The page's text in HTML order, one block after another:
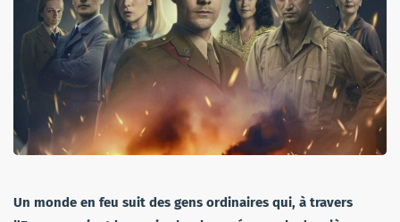
Un monde en feu suit des gens ordinaires qui, à travers